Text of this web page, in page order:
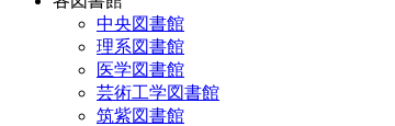
中央図書館
理系図書館
医学図書館
芸術工学図書館
筑紫図書館